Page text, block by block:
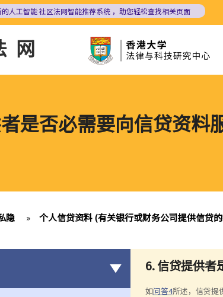
人工智能社区法网智能推荐系统 ，助您轻松查找相关页面
网
是否必需要向信贷资
隐 » 个人信贷资料 (有关银行或财务公司提供信贷
6. 信贷提供者
如问答4所述，信贷提